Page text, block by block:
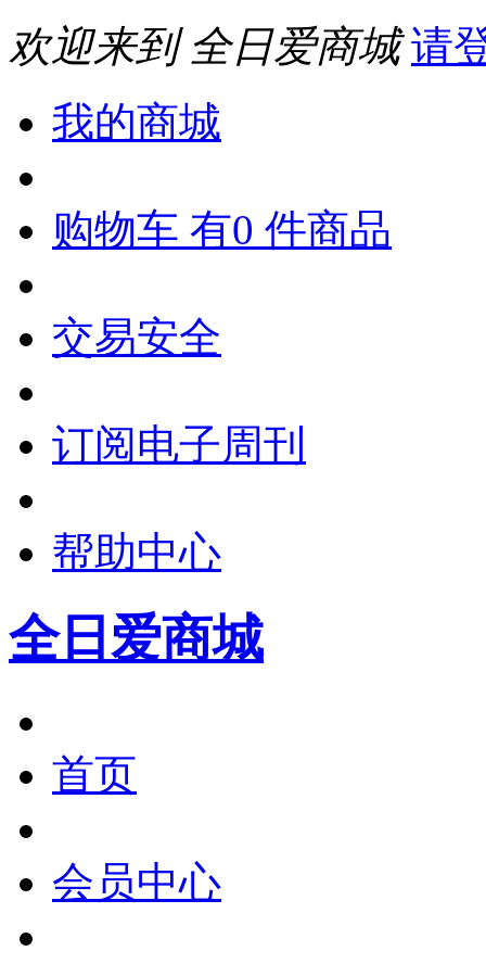
欢迎来到 全日爱商城 请
我的商城
购物车 有0 件商品
交易安全
订阅电子周刊
帮助中心
全日爱商城
首页
会员中心